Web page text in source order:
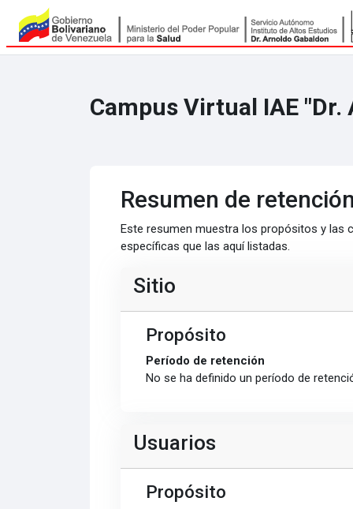
Salta al contenido principal
Campus Virtual IAE "Dr.
Resumen de
Este resumen muestra los propósitos y las
específicas que las aquí listadas.
Sitio
Propósito
Período de retención
No se ha definido un período de
Usuarios
Propósito